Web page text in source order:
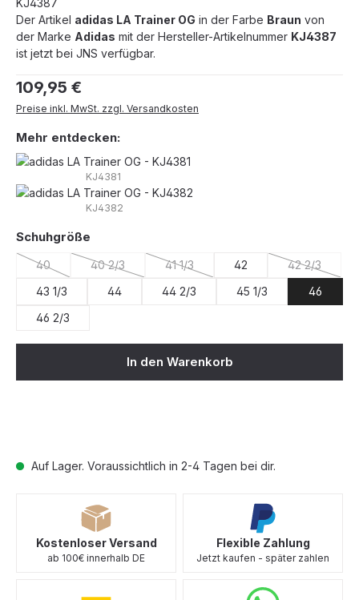
KJ4387
Der Artikel adidas LA Trainer OG in der Farbe Braun von
der Marke Adidas mit der Hersteller-Artikelnummer KJ4387
ist jetzt bei JNS verfügbar.
Regulärer Preis:
109,95 €
Preise inkl. MwSt. zzgl. Versandkosten
Auf Lager. Voraussichtlich in 2-4 Tagen bei dir.
Mehr entdecken:
KJ4381
KJ4382
Schuhgröße
40
(Diese Option ist zurzeit nicht verfügbar.)
40 2/3
(Diese Option ist zurzeit nicht verfügbar.)
41 1/3
(Diese Option ist zurzeit nicht
42 42 2/3
(Diese
43 1/3 44 44 2/3 45 1/3
46
46 2/3
In den Warenkorb
Kostenloser Versand
ab 100€ innerhalb DE
Flexible Zahlung
Jetzt kaufen - später zahlen